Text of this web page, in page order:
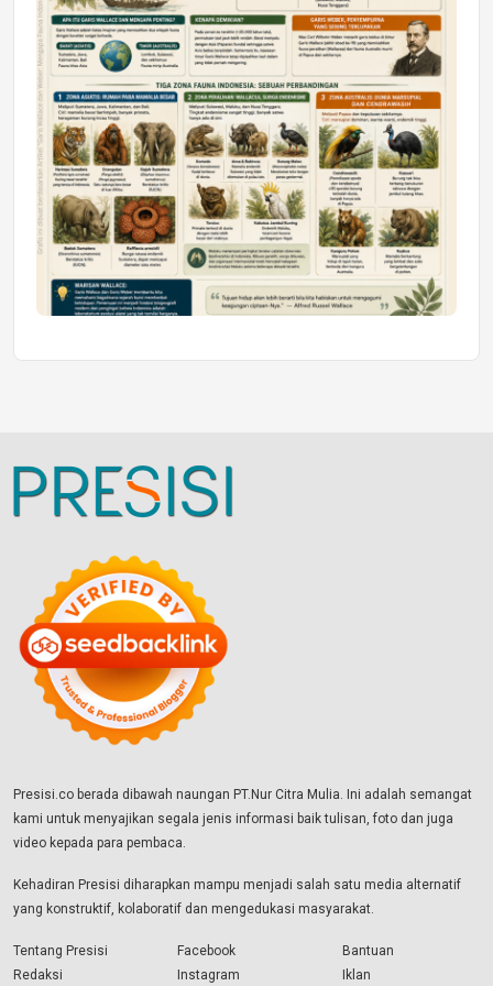
Presisi.co berada dibawah naungan PT.Nur Citra Mulia. Ini adalah semangat
kami untuk menyajikan segala jenis informasi baik tulisan, foto dan juga
video kepada para pembaca.
Kehadiran Presisi diharapkan mampu menjadi salah satu media alternatif
yang konstruktif, kolaboratif dan mengedukasi masyarakat.
Tentang Presisi
Redaksi
Facebook
Instagram
Bantuan
Iklan